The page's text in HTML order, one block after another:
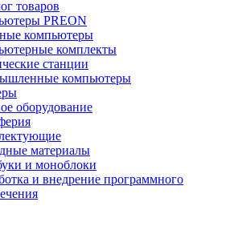
товаров
PREON
компьютеры
комплекты
станции
компьютеры
оборудование
материалы
и моноблоки
и внедрение программного